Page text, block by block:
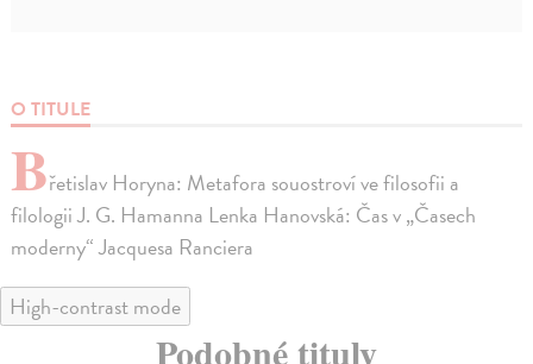
O TITULE
Břetislav Horyna: Metafora souostroví ve filosofii a
filologii J. G. Hamanna Lenka Hanovská: Čas v „Časech
moderny“ Jacquesa Ranciera
High-contrast mode
Podobné tituly